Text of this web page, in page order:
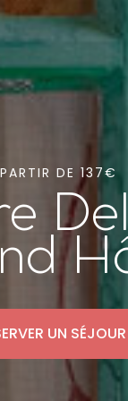
DE 137€
UN SÉJOUR